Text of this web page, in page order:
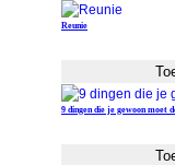
Reunie
9 dingen die je gewoon moet